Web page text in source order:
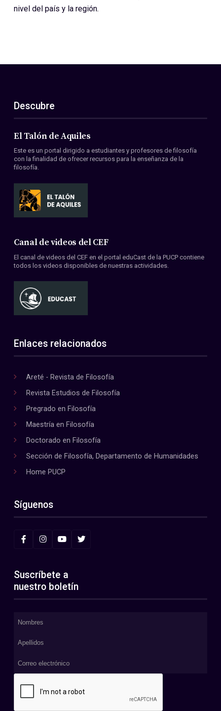
nivel del país y la región.
Descubre
El Talón de Aquiles
Este es un portal dirigido a estudiantes y profesores de filosofía
con la finalidad de ofrecer recursos para la enseñanza de la
filosofía.
Canal de videos del CEF
El canal de videos del CEF en el portal eduCast de la PUCP contiene
todos los videos disponibles de nuestras actividades.
Enlaces relacionados
Areté - Revista de Filosofía
Revista Estudios de Filosofía
Pregrado en Filosofía
Maestría en Filosofía
Doctorado en Filosofía
Sección de Filosofía, Departamento de Humanidades
Home PUCP
Síguenos
Suscríbete a
nuestro boletín